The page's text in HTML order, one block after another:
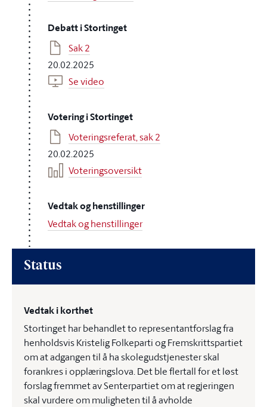
Debatt i Stortinget
Sak 2
20.02.2025
Se video
Votering i Stortinget
Voteringsreferat, sak 2
20.02.2025
Voteringsoversikt
Vedtak og henstillinger
Vedtak og henstillinger
Status
Vedtak i korthet
Stortinget har behandlet to representantforslag fra
henholdsvis Kristelig Folkeparti og Fremskrittspartiet
om at adgangen til å ha skolegudstjenester skal
forankres i opplæringslova. Det ble flertall for et løst
forslag fremmet av Senterpartiet om at regjeringen
skal vurdere om muligheten til å avholde